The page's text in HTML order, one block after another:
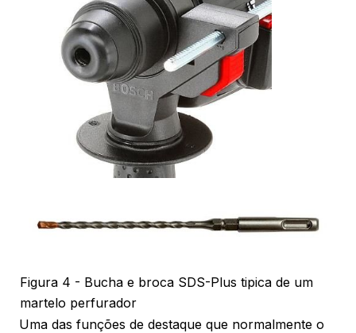
Figura 4 - Bucha e broca SDS-Plus tipica de um
martelo perfurador
Uma das funções de destaque que normalmente o